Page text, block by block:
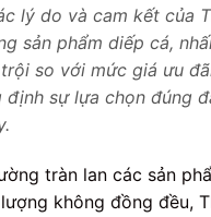
lý do và cam kết của
sản phẩm diếp cá,
so với mức giá ưu
định sự lựa chọn đúng
tràn lan các sản
không đồng đều,